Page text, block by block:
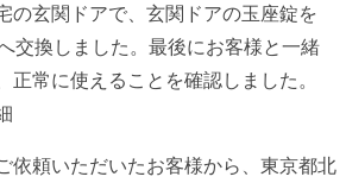
の玄関ドアで、玄関ドアの玉座錠を
交換しました。最後にお客様と一緒
正常に使えることを確認しました。
依頼いただいたお客様から、東京都北